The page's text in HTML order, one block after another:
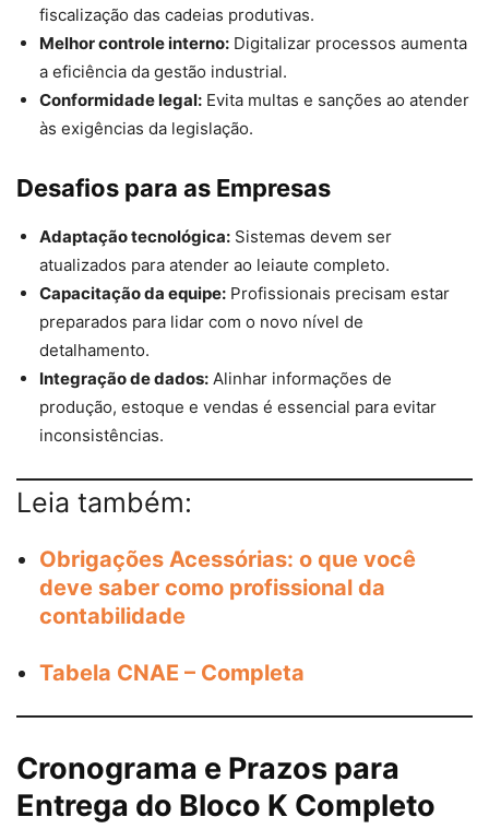
fiscalização das cadeias produtivas.
Melhor controle interno: Digitalizar processos aumenta
a eficiência da gestão industrial.
Conformidade legal: Evita multas e sanções ao atender
às exigências da legislação.
Desafios para as Empresas
Adaptação tecnológica: Sistemas devem ser
atualizados para atender ao leiaute completo.
Capacitação da equipe: Profissionais precisam estar
preparados para lidar com o novo nível de
detalhamento.
Integração de dados: Alinhar informações de
produção, estoque e vendas é essencial para evitar
inconsistências.
Leia também:
Obrigações Acessórias: o que você
deve saber como profissional da
contabilidade
Tabela CNAE – Completa
Cronograma e Prazos para
Entrega do Bloco K Completo